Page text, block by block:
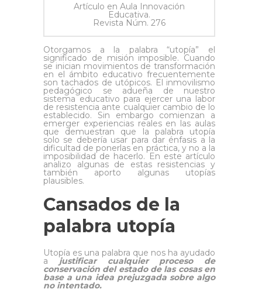
Artículo en Aula Innovación
Educativa.
Revista Núm. 276
Otorgamos a la palabra “utopía” el
significado de misión imposible. Cuando
se inician movimientos de transformación
en el ámbito educativo frecuentemente
son tachados de utópicos. El inmovilismo
pedagógico se adueña de nuestro
sistema educativo para ejercer una labor
de resistencia ante cualquier cambio de lo
establecido. Sin embargo comienzan a
emerger experiencias reales en las aulas
que demuestran que la palabra utopía
solo se debería usar para dar énfasis a la
dificultad de ponerlas en práctica, y no a la
imposibilidad de hacerlo. En este artículo
analizo algunas de estas resistencias y
también aporto algunas utopías
plausibles.
Cansados de la
palabra utopía
Utopía es una palabra que nos ha ayudado
a justificar cualquier proceso de
conservación del estado de las cosas en
base a una idea prejuzgada sobre algo
no intentado.